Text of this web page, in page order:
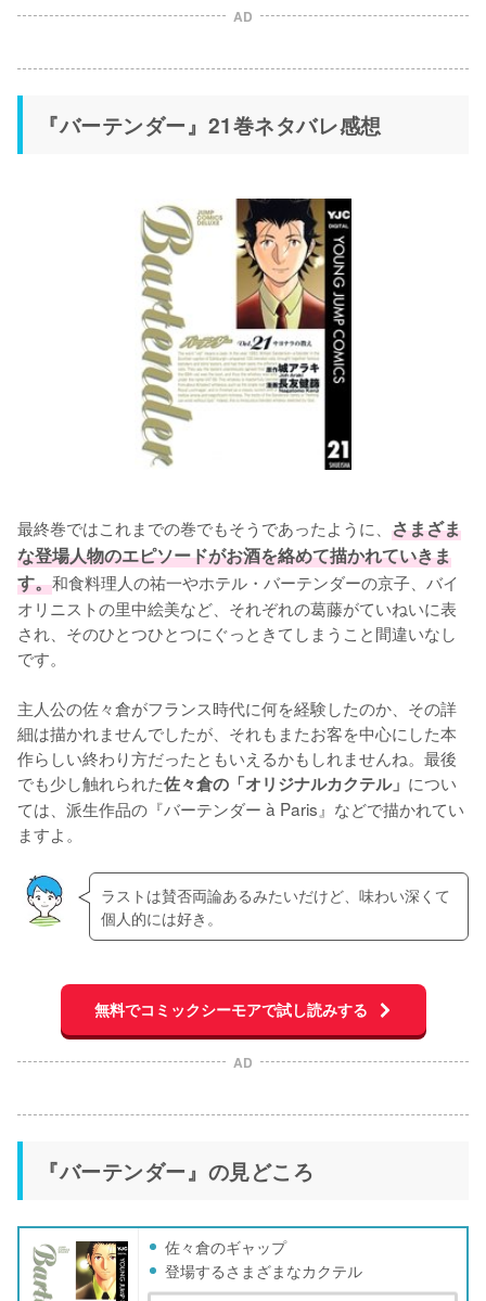
AD
『バーテンダー』21巻ネタバレ感想
最終巻ではこれまでの巻でもそうであったように、 さまざま
な登場人物のエピソードがお酒を絡めて描かれていきま
す。和食料理人の祐一やホテル・バーテンダーの京子、バイ
オリニストの里中絵美など、それぞれの葛藤がていねいに表
され、そのひとつひとつにぐっときてしまうこと間違いなし
です。
主人公の佐々倉がフランス時代に何を経験したのか、その詳
細は描かれませんでしたが、それもまたお客を中心にした本
作らしい終わり方だったともいえるかもしれませんね。最後
でも少し触れられた佐々倉の「オリジナルカクテル」 につい
ては、派生作品の『バーテンダー à Paris』などで描かれてい
ますよ。
ラストは賛否両論あるみたいだけど、味わい深くて
個人的には好き。
無料でコミックシーモアで試し読みする
AD
『バーテンダー』の見どころ
佐々倉のギャップ
登場するさまざまなカクテル